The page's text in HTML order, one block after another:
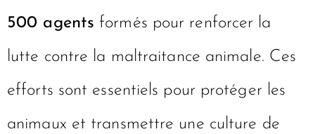
500 agents formés pour renforcer la
lutte contre la maltraitance animale. Ces
efforts sont essentiels pour protéger les
animaux et transmettre une culture de